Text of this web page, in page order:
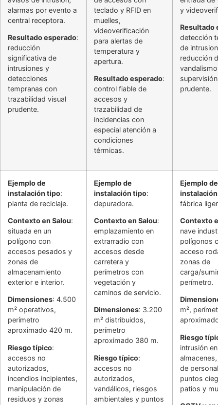
alarmas por evento a
central receptora.
Resultado esperado:
reducción
significativa de
intrusiones y
detecciones
tempranas con
trazabilidad visual
prudente.
teclado y RFID en
muelles,
videoverificación
para alertas de
temperatura y
apertura.
Resultado esperado:
control fiable de
accesos y
trazabilidad de
incidencias con
especial atención a
condiciones
térmicas.
y
Resultado
detección
de
reducción
prudente.
Ejemplo de
instalación tipo:
planta de reciclaje.
Contexto en Salou:
situada en un
polígono con
accesos pesados y
zonas de
almacenamiento
exterior e interior.
Dimensiones: 4.500
m² operativos,
perímetro
aproximado 420 m.
Riesgo típico:
accesos no
autorizados,
incendios incipientes,
manipulación de
residuos y zonas
Ejemplo de
instalación tipo:
depuradora.
Contexto en Salou:
emplazamiento en
extrarradio con
accesos desde
carretera y
perímetros con
vegetación y
caminos de servicio.
Dimensiones: 3.200
m² distribuidos,
perímetro
aproximado 380 m.
Riesgo típico:
accesos no
autorizados,
vandálicos, riesgos
ambientales y puntos
Ejemplo de
fábrica
Contexto
nave
polígonos
acceso
zonas de
carga/
perímetro.
m²,
Riesgo
intrusión en
de
puntos
patios y